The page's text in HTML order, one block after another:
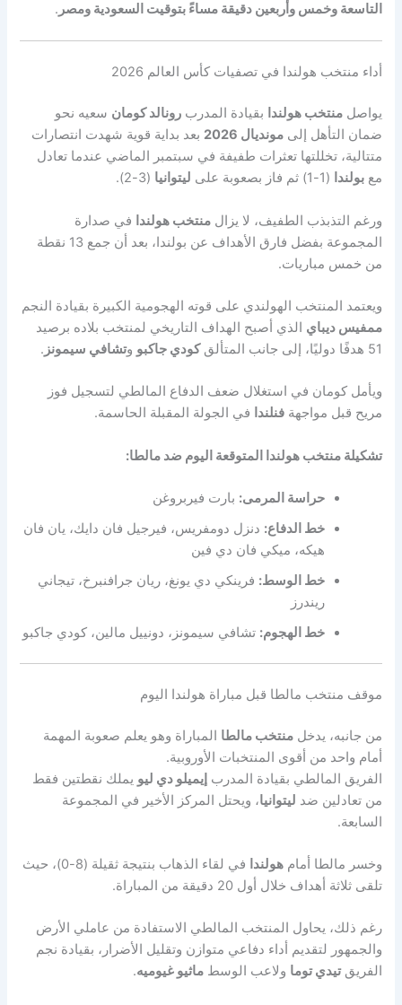
التاسعة وخمس وأربعين دقيقة مساءً بتوقيت السعودية ومصر .
أداء منتخب هولندا في تصفيات كأس العالم 2026
يواصلمنتخب هولندا بقيادة المدربرونالد كومان سعيه نحو
ضمان التأهل إلىمونديال 2026
بعد بداية قوية شهدت انتصارات
متتالية، تخللتها تعثرات طفيفة في سبتمبر الماضي عندما تعادل
معبولندا (1-1) ثم فاز بصعوبة على ليتوانيا (3-2).
ورغم التذبذب الطفيف، لا يزالمنتخب هولندا في صدارة
المجموعة بفضل فارق الأهداف عن بولندا، بعد أن جمع 13 نقطة
من خمس مباريات.
ويعتمد المنتخب الهولندي على قوته الهجومية الكبيرة بقيادة النجم
ممفيس ديباي الذي أصبح الهداف التاريخي لمنتخب بلاده برصيد
51 هدفًا دوليًا، إلى جانب المتألق
كودي جاكبو وتشافي سيمونز .
ويأمل كومان في استغلال ضعف الدفاع المالطي لتسجيل فوز
مريح قبل مواجهةفنلندا في الجولة المقبلة الحاسمة.
تشكيلة منتخب هولندا المتوقعة اليوم ضد مالطا:
حراسة المرمى: بارت فيربروغن
خط الدفاع: دنزل دومفريس، فيرجيل فان دايك، يان فان
هيكه، ميكي فان دي فين
خط الوسط: فرينكي دي يونغ، ريان جرافنبرخ، تيجاني
ريندرز
خط الهجوم: تشافي سيمونز، دونييل مالين، كودي جاكبو
موقف منتخب مالطا قبل مباراة هولندا اليوم
من جانبه، يدخلمنتخب مالطا المباراة وهو يعلم صعوبة المهمة
أمام واحد من أقوى المنتخبات الأوروبية.
الفريق المالطي بقيادة المدرب إيميلو دي ليو يملك نقطتين فقط
من تعادلين ضد ليتوانيا، ويحتل المركز الأخير في المجموعة
السابعة.
وخسر مالطا أمامهولندا
في لقاء الذهاب بنتيجة ثقيلة (8-0)، حيث
تلقى ثلاثة أهداف خلال أول 20 دقيقة من المباراة.
رغم ذلك، يحاول المنتخب المالطي الاستفادة من عاملي الأرض
والجمهور لتقديم أداء دفاعي متوازن وتقليل الأضرار، بقيادة نجم
الفريقتيدي توما ولاعب الوسطماثيو غيوميه.